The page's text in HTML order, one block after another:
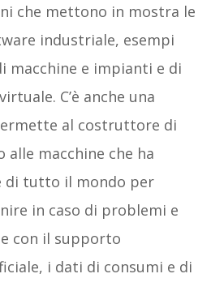
che mettono in mostra le
industriale, esempi
macchine e impianti e di
C’è anche una
al costruttore di
macchine che ha
di tutto il mondo per
in caso di problemi e
con il supporto
i dati di consumi e di